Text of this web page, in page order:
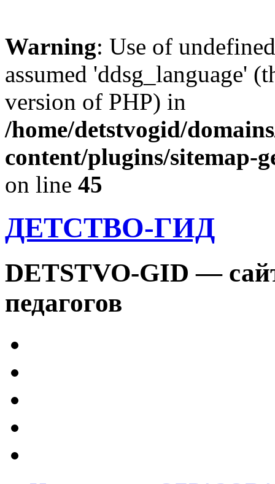
Warning: Use of
assumed 'ddsg_language'
version of PHP) in
/home/detstvogid/
content/plugins/sitemap-
on line 45
ДЕТСТВО-ГИД
DETSTVO-GID —
педагогов